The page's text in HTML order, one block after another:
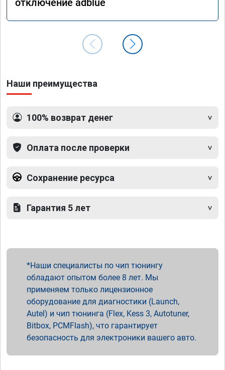
Наши преимущества
100% возврат денег
Оплата после проверки
Сохранение ресурса
Гарантия 5 лет
Наши специалисты по чип тюнингу
обладают опытом более 8 лет. Мы
применяем только лицензионное
оборудование для диагностики (Launch,
Autel) и чип тюнинга (Flex, Kess 3, Autotuner,
Bitbox, PCMFlash), что гарантирует
безопасность для электроники вашего авто.